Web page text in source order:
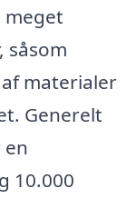
meget
såsom
materialer
Generelt
10.000